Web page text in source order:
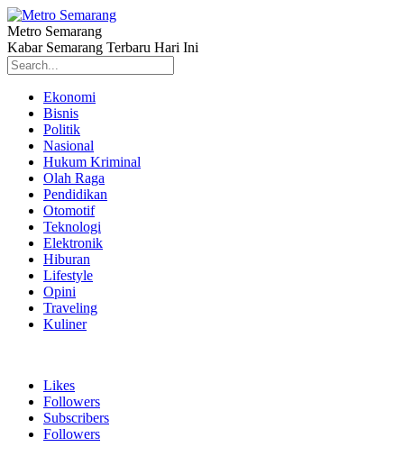
Metro Semarang
Kabar Semarang Terbaru Hari Ini
Ekonomi
Bisnis
Politik
Nasional
Hukum Kriminal
Olah Raga
Pendidikan
Otomotif
Teknologi
Elektronik
Hiburan
Lifestyle
Opini
Traveling
Kuliner
Likes
Followers
Subscribers
Followers